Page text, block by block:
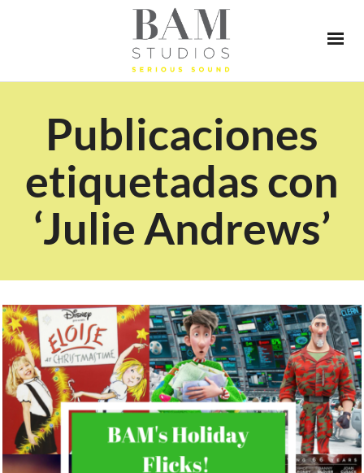
Publicaciones
etiquetadas con
‘Julie Andrews’